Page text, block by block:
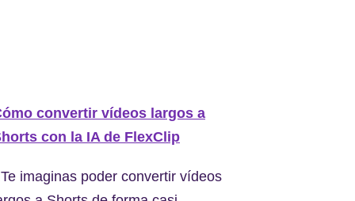
convertir vídeos largos a
con la IA de FlexClip
imaginas poder convertir vídeos